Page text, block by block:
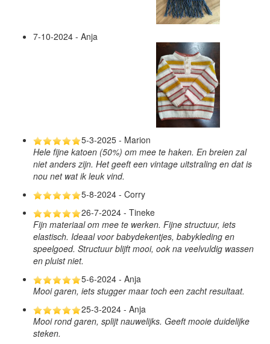
7-10-2024 - Anja
5-3-2025 - Marion
Hele fijne katoen (50%) om mee te haken. En breien zal
niet anders zijn. Het geeft een vintage uitstraling en dat is
nou net wat ik leuk vind.
5-8-2024 - Corry
26-7-2024 - Tineke
Fijn materiaal om mee te werken. Fijne structuur, iets
elastisch. Ideaal voor babydekentjes, babykleding en
speelgoed. Structuur blijft mooi, ook na veelvuldig wassen
en pluist niet.
5-6-2024 - Anja
Mooi garen, iets stugger maar toch een zacht resultaat.
25-3-2024 - Anja
Mooi rond garen, splijt nauwelijks. Geeft mooie duidelijke
steken.